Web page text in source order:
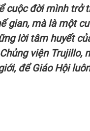
cuộc đời mình trở
gian, mà là một
lời tâm huyết
viện Trujillo,
để Giáo Hội